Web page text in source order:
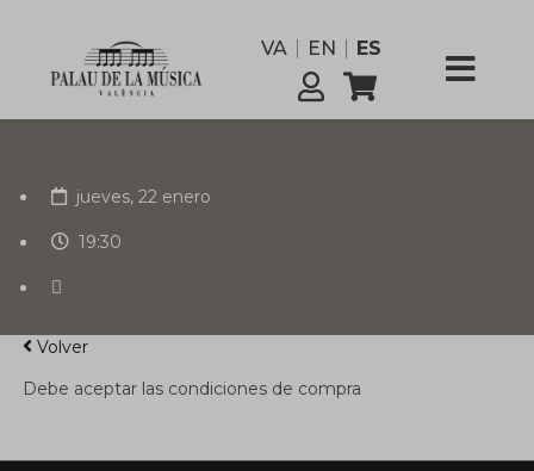
VA EN ESComisión
Servicios
jueves, 22 enero
19:30
Volver
Debe aceptar las condiciones de compra